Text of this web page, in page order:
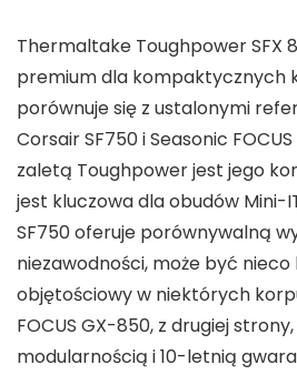
Thermaltake Toughpower SFX
premium dla kompaktycznych
porównuje się z ustalonymi
Corsair SF750 i Seasonic
zaletą Toughpower jest jego
jest kluczowa dla obudów Mini-
SF750 oferuje porównywalną
niezawodności, może być nieco
objętościowy w niektórych
FOCUS GX-850, z drugiej
modularnością i 10-letnią